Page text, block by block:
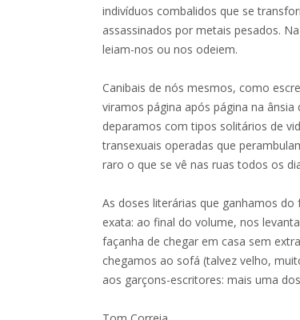
indivíduos combalidos que se
assassinados por metais pesados.
leiam-nos ou nos odeiem.
Canibais de nós mesmos, como
viramos página após página na
deparamos com tipos solitários de
transexuais operadas que
raro o que se vê nas ruas todos os
As doses literárias que ganhamos
exata: ao final do volume, nos
façanha de chegar em casa sem
chegamos ao sofá (talvez velho,
aos garçons-escritores: mais uma